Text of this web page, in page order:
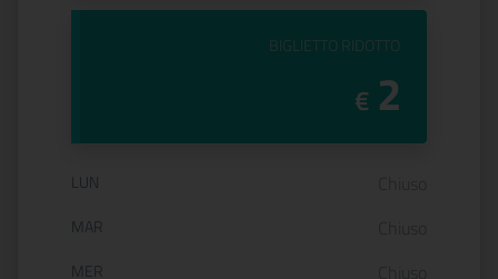
PREZZO DEL
BIGLIETTO RIDOTTO
€ 2
Orario di apertura:
LUN
MAR
MER